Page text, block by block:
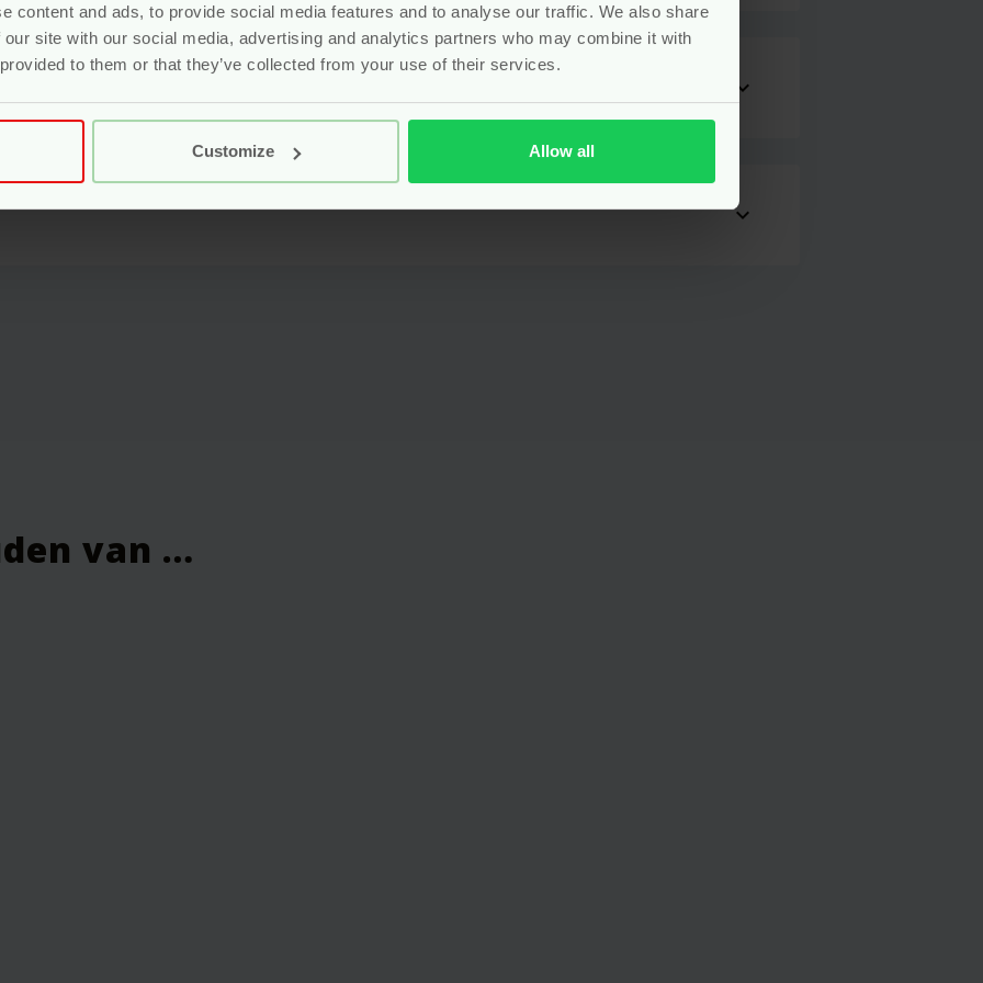
content and ads, to provide social media features and to analyse our traffic. We also share
site with our social media, advertising and analytics partners who may combine it with
to them or that they’ve collected from your use of their services.
Customize Allow all
473 ml
expand_more
– Pear & Amber – 473 ml – Attitude” te beoordelen
expand_more
van …